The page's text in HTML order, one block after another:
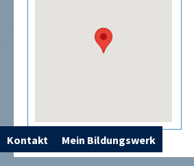
Kontakt Mein Bildungswerk